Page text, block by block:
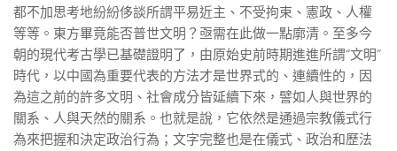
都不加思考地紛紛侈談所謂平易近主、不受拘束、憲政、人權
等等。東方畢竟能否普世文明？亟需在此做一點廓清。至多今
朝的現代考古學已基礎證明了，由原始史前時期進進所謂“文明”
時代，以中國為重要代表的方法才是世界式的、連續性的，因
為這之前的許多文明、社會成分皆延續下來，譬如人與世界的
關系、人與天然的關系。也就是說，它依然是通過宗教儀式行
為來把握和決定政治行為；文字完整也是在儀式、政治和歷法